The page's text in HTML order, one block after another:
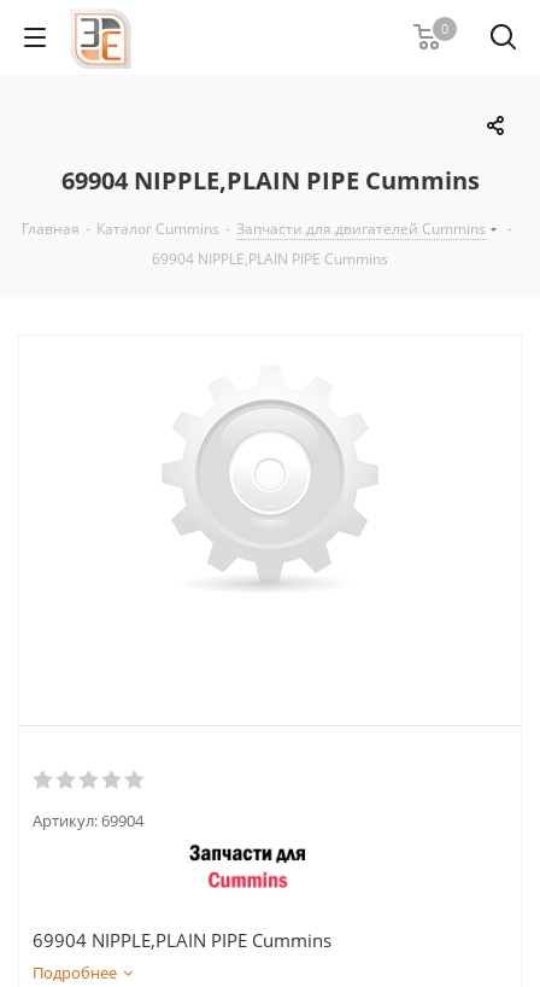
0
69904 NIPPLE,PLAIN PIPE Cummins
Главная - Каталог Cummins - Запчасти для двигателей Cummins
-
69904 NIPPLE,PLAIN PIPE Cummins
Артикул:69904
69904 NIPPLE,PLAIN PIPE Cummins
Подробнее